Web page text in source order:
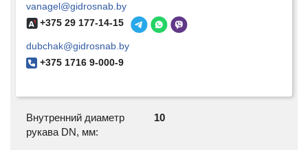
vanagel@gidrosnab.by
+375 29 177-14-15
dubchak@gidrosnab.by
+375 1716 9-000-9
Внутренний диаметр
рукава DN, мм:
10